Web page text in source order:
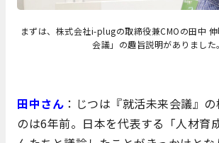
まずは、株式会社i-plugの取締役兼CMOの田中
会議」の趣旨説明がありました。
田中さん ：じつは『就活未来会議』
のは6年前。日本を代表する「人材育